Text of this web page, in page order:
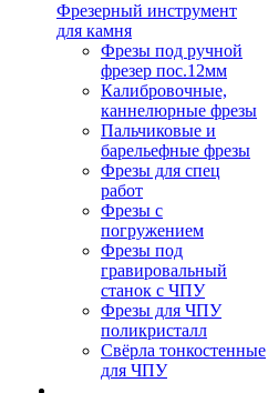
Фрезерный инструмент
для камня
Фрезы под ручной
фрезер пос.12мм
Калибровочные,
каннелюрные фрезы
Пальчиковые и
барельефные фрезы
Фрезы для спец
работ
Фрезы с
погружением
Фрезы под
гравировальный
станок с ЧПУ
Фрезы для ЧПУ
поликристалл
Свёрла тонкостенные
для ЧПУ